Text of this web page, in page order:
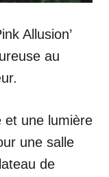
Allusion’
au
et une lumière
une salle
de